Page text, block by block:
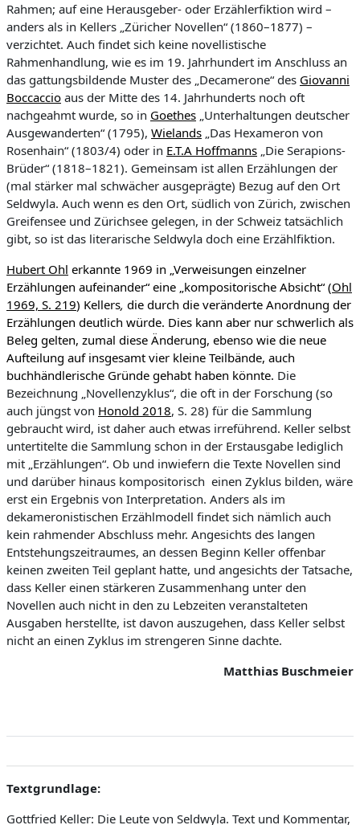
Rahmen; auf eine Herausgeber- oder Erzählerfiktion wird –
anders als in Kellers „Züricher Novellen“ (1860–1877) –
verzichtet. Auch findet sich keine novellistische
Rahmenhandlung, wie es im 19. Jahrhundert im Anschluss an
das gattungsbildende Muster des „Decamerone“ des Giovanni
Boccaccio aus der Mitte des 14. Jahrhunderts noch oft
nachgeahmt wurde, so in Goethes „Unterhaltungen deutscher
Ausgewanderten“ (1795), Wielands „Das Hexameron von
Rosenhain“ (1803/4) oder in E.T.A Hoffmanns „Die Serapions-
Brüder“ (1818–1821). Gemeinsam ist allen Erzählungen der
(mal stärker mal schwächer ausgeprägte) Bezug auf den Ort
Seldwyla. Auch wenn es den Ort, südlich von Zürich, zwischen
Greifensee und Zürichsee gelegen, in der Schweiz tatsächlich
gibt, so ist das literarische Seldwyla doch eine Erzählfiktion.
Hubert Ohl erkannte 1969 in „Verweisungen einzelner
Erzählungen aufeinander“ eine „kompositorische Absicht“ (Ohl
1969, S. 219) Kellers, die durch die veränderte Anordnung der
Erzählungen deutlich würde. Dies kann aber nur schwerlich als
Beleg gelten, zumal diese Änderung, ebenso wie die neue
Aufteilung auf insgesamt vier kleine Teilbände, auch
buchhändlerische Gründe gehabt haben könnte. Die
Bezeichnung „Novellenzyklus“, die oft in der Forschung (so
auch jüngst von Honold 2018, S. 28) für die Sammlung
gebraucht wird, ist daher auch etwas irreführend. Keller selbst
untertitelte die Sammlung schon in der Erstausgabe lediglich
mit „Erzählungen“. Ob und inwiefern die Texte Novellen sind
und darüber hinaus kompositorisch einen Zyklus bilden, wäre
erst ein Ergebnis von Interpretation. Anders als im
dekameronistischen Erzählmodell findet sich nämlich auch
kein rahmender Abschluss mehr. Angesichts des langen
Entstehungszeitraumes, an dessen Beginn Keller offenbar
keinen zweiten Teil geplant hatte, und angesichts der Tatsache,
dass Keller einen stärkeren Zusammenhang unter den
Novellen auch nicht in den zu Lebzeiten veranstalteten
Ausgaben herstellte, ist davon auszugehen, dass Keller selbst
nicht an einen Zyklus im strengeren Sinne dachte.
Matthias Buschmeier
Textgrundlage:
Gottfried Keller: Die Leute von Seldwyla. Text und Kommentar,